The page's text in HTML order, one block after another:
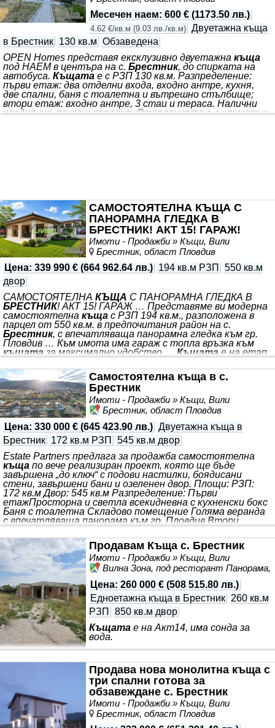
Месечен наем: 600 € (1173.50 лв.)
4.62 €/кв.м (9.03 лв./кв.м) Двуетажна къща
в Брестник 130 кв.м Обзаведена
OPEN Homes представя ексклузивно двуетажна къща
под НАЕМ в центъра на с. Брестник, до спирката на
автобуса. Къщата е с РЗП 130 кв.м. Разпределение:
първи етаж: два отделни входа, входно антре, кухня,
две спални, баня с тоалетна и вътрешно стълбище;
втори етаж: входно антре, 3 стаи и тераса. Налични
хладилник, печка и пералня. Отоплението е с климатик.
САМОСТОЯТЕЛНА КЪЩА С
ПАНОРАМНА ГЛЕДКА В
БРЕСТНИК! АКТ 15! ГАРАЖ!
Имоти - Продажби » Къщи, Вили
Брестник, област Пловдив
Цена: 339 990 € (664 962.64 лв.) 194 кв.м РЗП
550 кв.м
двор
САМОСТОЯТЕЛНА КЪЩА С ПАНОРАМНА ГЛЕДКА В
БРЕСТНИК! АКТ 15! ГАРАЖ … Представяме ви модерна
самостоятелна къща с РЗП 194 кв.м., разположена в
парцел от 550 кв.м. в предпочитания район на с.
Брестник, с впечатляваща панорамна гледка към гр.
Пловдив … Към имота има гараж с топла връзка към
къщата за максимално удобство … Къщата е на етап
… ! *** . Имотът е функционално разпределен и
създаден с мисъл за комфорт и пространство:
Просторен хол с трапезария и кухня, с директен излаз
към голяма веранда с изложение запад-север - идеално
място за почивка с красива
Самостоятелна къща в с.
Брестник
Имоти - Продажби » Къщи, Вили
Брестник, област Пловдив
Цена: 330 000 € (645 423.90 лв.) Двуетажна къща в
Брестник 172 кв.м РЗП
545 кв.м двор
Estate Partners предлага за продажба самостоятелна
къща по вече реализиран проект, която ще бъде
завършена „до ключ“ с подови настилки, боядисани
стени, завършени бани и озеленен двор. Площи: РЗП:
172 кв.м Двор: 545 кв.м Разпределение: Първи
етажПросторна и светла всекидневна с кухненски бокс
Баня с тоалетна Складово помещение Голяма веранда
с впечатляваща панорама към гр. Пловдив Втори
прекрасни гледки Двор и локация: Дворът е с лека
денивелация, озеленен по проект, с паркоместа за 2-3
автомобила. Достъпът е по асфалтов път, на 5
минути от центъра
Продавам Къща с. Брестник
Имоти - Продажби » Къщи, Вили
Вилна Зона, под ресторант
Цена: 260 000 € (508 515.80 лв.)
Едноетажна къща в Брестник 260 кв.м
РЗП
850 кв.м двор
Къщата е на Акт14, има сонда за
вода.
Продава нова монолитна къща с
три спални готова за
обзавеждане с. Брестник
Имоти - Продажби » Къщи, Вили
Брестник, област Пловдив